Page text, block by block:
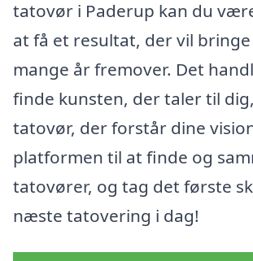
tatovør i Paderup kan du
at få et resultat, der vil
mange år fremover. Det
finde kunsten, der taler til
tatovør, der forstår dine
platformen til at finde og
tatovører, og tag det første
næste tatovering i dag!